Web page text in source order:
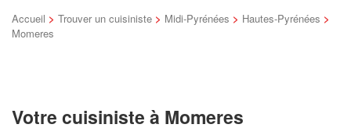
Accueil > Trouver un cuisiniste > Midi-Pyrénées > Hautes-Pyrénées >
Momeres
Votre cuisiniste à Momeres